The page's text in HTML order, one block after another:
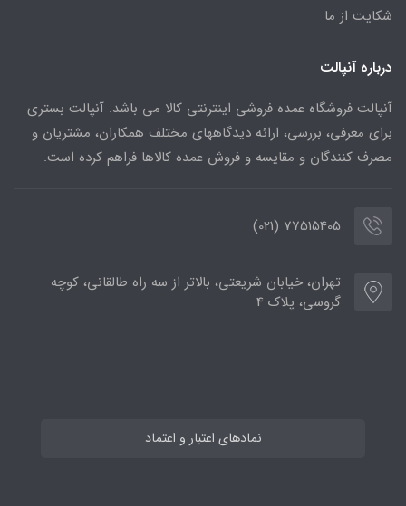
شکایت از ما
درباره آنپالت
آنپالت فروشگاه عمده فروشی اینترنتی کالا می باشد. آنپالت بستری
برای معرفی، بررسی، ارائه دیدگاههای مختلف همکاران، مشتریان و
مصرف کنندگان و مقایسه و فروش عمده کالاها فراهم کرده است.
77515405 (021)
تهران، خیابان شریعتی، بالاتر از سه راه طالقانی، کوچه
گروسی، پلاک 4
نمادهای اعتبار و اعتماد